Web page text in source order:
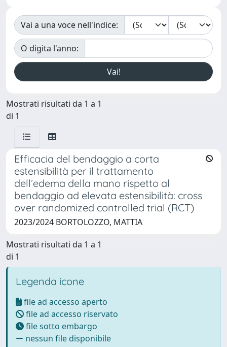
Vai a una voce nell'indice:
O digita l'anno:
Mostrati risultati da 1 a 1
di 1
Efficacia del bendaggio a corta
estensibilità per il trattamento
dell’edema della mano rispetto al
bendaggio ad elevata estensibilità: cross
over randomized controlled trial (RCT)
2023/2024 BORTOLOZZO, MATTIA
Mostrati risultati da 1 a 1
di 1
Legenda icone
file ad accesso aperto
file ad accesso riservato
file sotto embargo
nessun file disponibile